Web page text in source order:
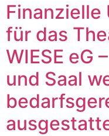
für das
WIESE eG
und Saal